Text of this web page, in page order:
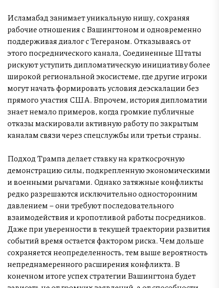
Исламабад занимает уникальную нишу, сохраняя
рабочие отношения с Вашингтоном и одновременно
поддерживая диалог с Тегераном. Отказываясь от
этого посреднического канала, Соединенные Штаты
рискуют уступить дипломатическую инициативу более
широкой региональной экосистеме, где другие игроки
могут начать формировать условия деэскалации без
прямого участия США. Впрочем, история дипломатии
знает немало примеров, когда громкие публичные
отказы маскировали активную работу по закрытым
каналам связи через спецслужбы или третьи страны.
Подход Трампа делает ставку на краткосрочную
демонстрацию силы, подкрепленную экономическими
и военными рычагами. Однако затяжные конфликты
редко разрешаются исключительно односторонним
давлением – они требуют последовательного
взаимодействия и кропотливой работы посредников.
Даже при уверенности в текущей траектории развития
событий время остается фактором риска. Чем дольше
сохраняется неопределенность, тем выше вероятность
непреднамеренного расширения конфликта. В
конечном итоге успех стратегии Вашингтона будет